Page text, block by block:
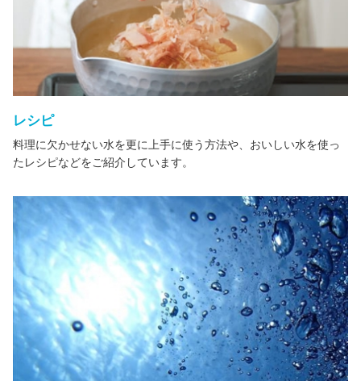
レシピ
料理に欠かせない水を更に上手に使う方法や、おいしい水を使っ
たレシピなどをご紹介しています。